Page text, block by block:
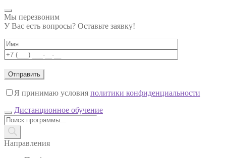
Мы перезвоним
У Вас есть вопросы? Оставьте заявку!
Я принимаю условия политики конфиденциальности
Дистанционное обучение
Поиск
товаров
Направления